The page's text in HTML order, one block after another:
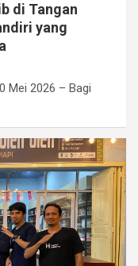
di Tangan
yang
2026 – Bagi